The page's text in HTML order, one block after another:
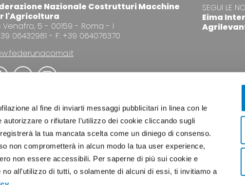
al fine di inviarti messaggi pubblicitari in linea con le
o rifiutare l’utilizzo dei cookie cliccando sugli
la tua mancata scelta come un diniego di consenso.
non comprometterà in alcun modo la tua user experience,
non essere accessibili. Per saperne di più sui cookie e
all’utilizzo di tutti, o solamente di alcuni di essi, ti invitiamo a
Nazionale Costrutturi Macchine
l'Agricoltura
Venafro, 5 - 00159 - Roma - I
06432981 - F: +39 064076370
SEGUI LE
Eima
NEWSLETTER COOKIE POLICY PRIVACY